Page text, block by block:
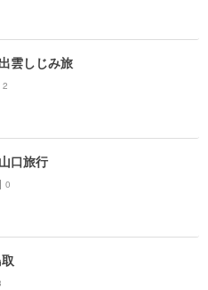
雲しじみ旅
2
口旅行
0